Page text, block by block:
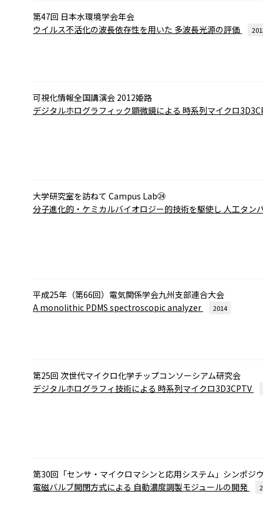
第47回 日本水環境学会年会
ウイルス不活化の波長依存性を用いた 多波長光源の評価
可視化情報全国講演会 2012姫路
デジタルホログラフィック顕微鏡による 時系列マイクロ
大学研究室を訪ねて Campus Lab㉔
分子進化的・ケミカルバイオロジー的技術を駆使し 人工タン
平成25年（第66回）電気関係学会九州支部連合大会
A monolithic PDMS spectroscopic analyzer
2014
第25回 次世代マイクロ化学チップコンソーシアム研究会
デジタルホログラフィ技術による 時系列マイクロ3D3CPTV
第30回「センサ・マイクロマシンと応用システム」シンポジ
電磁バルブ開閉方式による 自動濃度調製モジュールの開発